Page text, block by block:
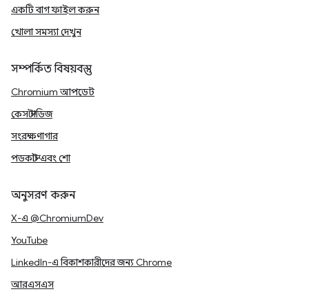
একটি বাগ ফাইল করুন
খোলা সমস্যা দেখুন
সম্পর্কিত বিষয়বস্তু
Chromium আপডেট
কেস স্টাডিজ
সংরক্ষণাগার
পডকাস্ট এবং শো
অনুসরণ করুন
X-এ @ChromiumDev
YouTube
LinkedIn-এ বিকাশকারীদের জন্য Chrome
আরএসএস